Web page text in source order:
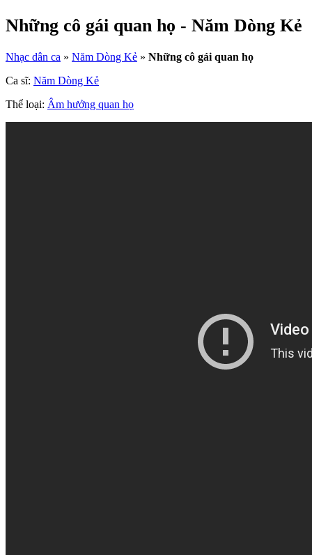
Những cô gái quan họ - Năm Dòng Kẻ
Nhạc dân ca » Năm Dòng Kẻ » Những cô gái quan họ
Ca sĩ: Năm Dòng Kẻ
Thể loại: Âm hưởng quan họ